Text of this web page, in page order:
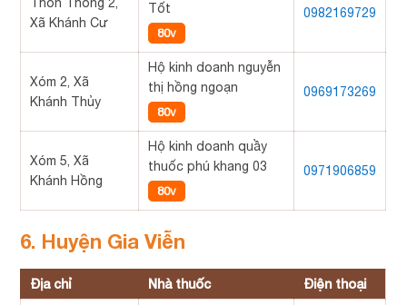
Xã Khánh Cư
Tốt
80v
0982169729
Xóm 2, Xã
Khánh Thủy
Hộ kinh doanh nguyễn
thị hồng ngoạn
80v
0969173269
Xóm 5, Xã
Khánh Hồng
Hộ kinh doanh quầy
thuốc phú khang 03
80v
0971906859
6. Huyện Gia Viễn
Địa chỉ Nhà thuốc Điện thoại